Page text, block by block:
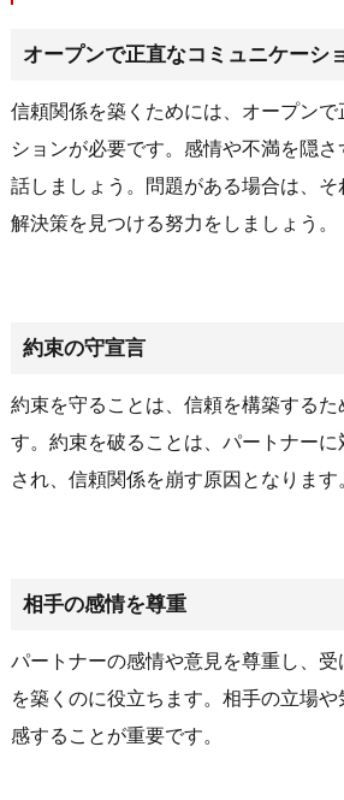
オープンで正直なコミュニケーシ
信頼関係を築くためには、オープン
ションが必要です。感情や不満を隠
話しましょう。問題がある場合は、
解決策を見つける努力をしましょう。
約束の守宣言
約束を守ることは、信頼を構築する
す。約束を破ることは、パートナー
され、信頼関係を崩す原因となります
相手の感情を尊重
パートナーの感情や意見を尊重し、
を築くのに役立ちます。相手の立場
感することが重要です。